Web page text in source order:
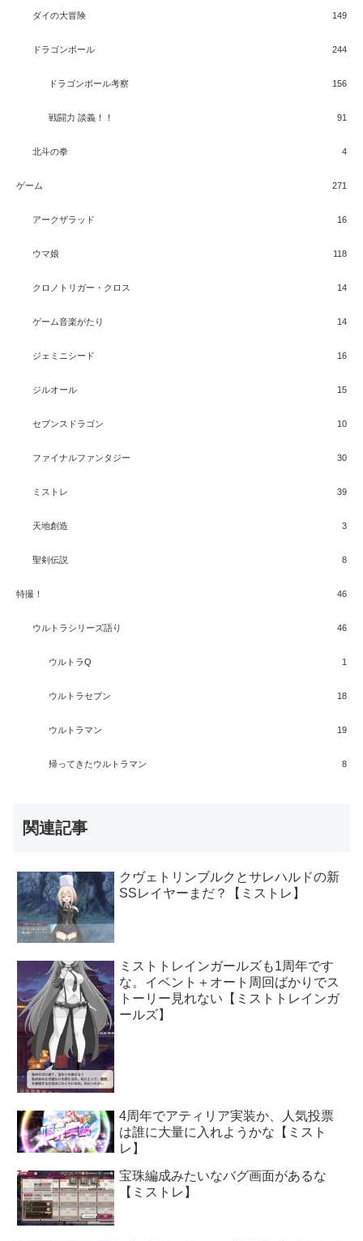
ダイの大冒険 149
ドラゴンボール 244
ドラゴンボール考察 156
戦闘力 談義！！ 91
北斗の拳 4
ゲーム 271
アークザラッド 16
ウマ娘 118
クロノトリガー・クロス 14
ゲーム音楽がたり 14
ジェミニシード 16
ジルオール 15
セブンスドラゴン 10
ファイナルファンタジー 30
ミストレ 39
天地創造 3
聖剣伝説 8
特撮！ 46
ウルトラシリーズ語り 46
ウルトラQ 1
ウルトラセブン 18
ウルトラマン 19
帰ってきたウルトラマン 8
関連記事
クヴェトリンブルクとサレハルドの新
SSレイヤーまだ？【ミストレ】
ミストトレインガールズも1周年です
な。イベント＋オート周回ばかりでス
トーリー見れない【ミストトレインガ
ールズ】
4周年でアティリア実装か、人気投票
は誰に大量に入れようかな【ミスト
レ】
宝珠編成みたいなバグ画面があるな
【ミストレ】